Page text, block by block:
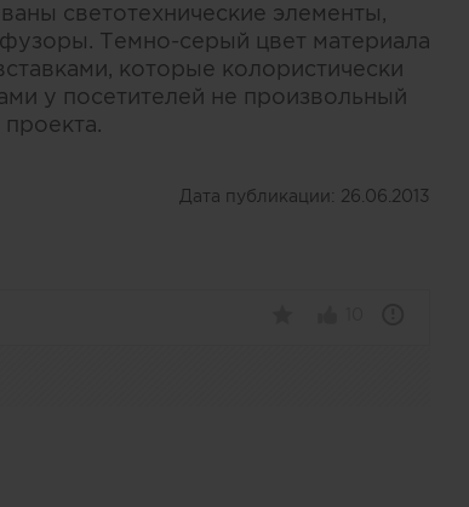
светотехнические элементы,
Темно-серый цвет материала
которые колористически
у посетителей не произвольный
Дата публикации: 26.06.2013